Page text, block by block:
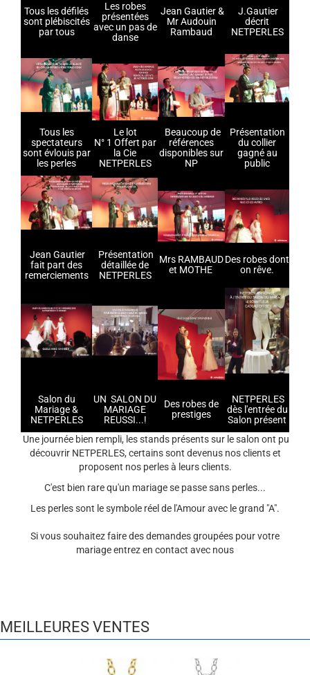
Tous les défilés
sont plébiscités
par tous
Les robes
présentées
avec un pas de
danse
Jean Gautier &
Mr Audouin
Rambaud
J.Gautier
décrit
NETPERLES
Tous les
spectateurs
sont évlouis par
les perles
Le lot
N° 1 Offert par
la Cie
NETPERLES
Beaucoup de
références
disponibles sur
NP
Présentation
du collier
gagné au
public
Jean Gautier
fait part des
remerciements
Présentation
détaillée de
NETPERLES
Mrs RAMBAUD
et MOTHE
Des robes dont
on rêve.
Salon du
Mariage &
NETPERLES
UN SALON DU
MARIAGE
REUSSI...!
Des robes de
prestiges
NETPERLES
dès l'entrée du
Salon présent
Une journée bien rempli, les stands présents sur le salon ont pu
découvrir NETPERLES, certains sont devenus nos clients et
proposent nos perles à leurs clients.
C'est bien rare qu'un mariage se passe sans perles...
Les perles sont le symbole réel de l'Amour avec le grand "A".
Si vous souhaitez faire des demandes groupées pour votre
mariage entrez en contact avec nous
MEILLEURES VENTES